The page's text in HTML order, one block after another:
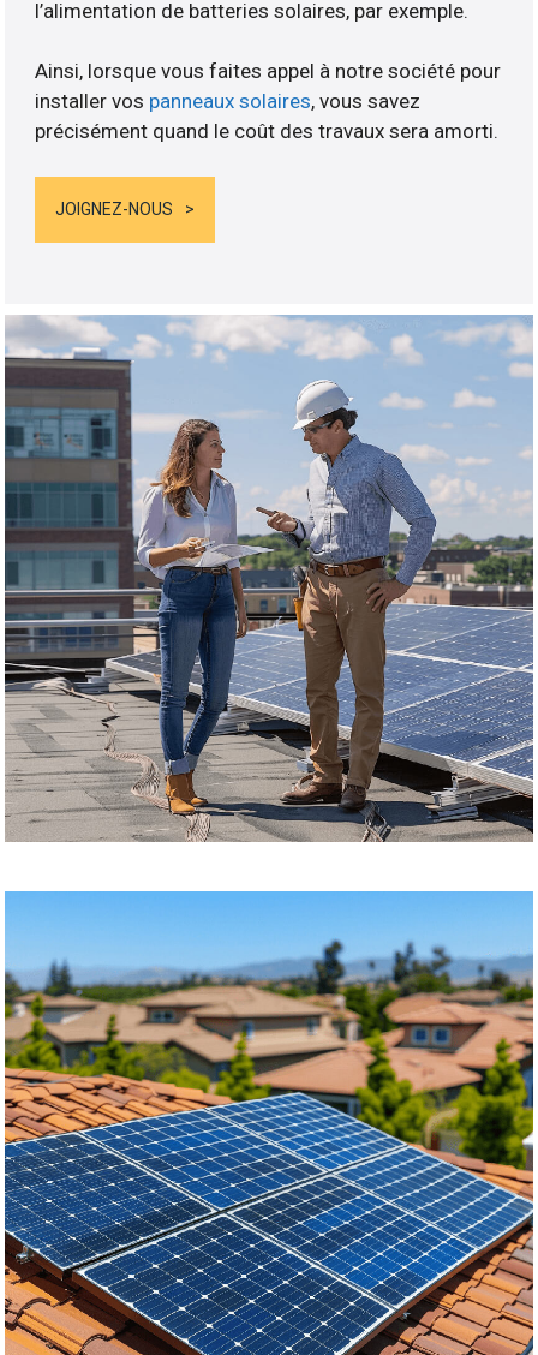
l’alimentation de batteries solaires, par exemple.
Ainsi, lorsque vous faites appel à notre société pour
installer vos panneaux solaires, vous savez
précisément quand le coût des travaux sera amorti.
JOIGNEZ-NOUS